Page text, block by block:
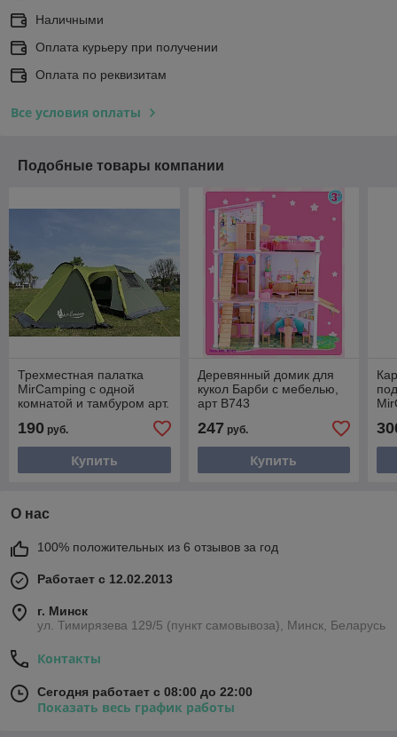
Наличными
Оплата курьеру при получении
Оплата по реквизитам
Все условия оплаты
Подобные товары компании
Трехместная палатка
MirCamping c одной
комнатой и тамбуром арт.
190 руб.
Купить
Деревянный домик для
кукол Барби с мебелью,
арт B743
247 руб.
Купить
О нас
100% положительных из 6 отзывов за год
Работает с 12.02.2013
г. Минск
ул. Тимирязева 129/5 (пункт самовывоза), Минск, Беларусь
Контакты
Сегодня работает с 08:00 до 22:00
Показать весь график работы